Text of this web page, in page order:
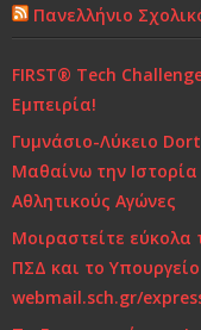
Χρόνια Πολλά...
Ελένη Γλύκατζη
αντίδοτο στην κρίση
Τι και πώς να
Πανελλήνιο
FIRST® Tech
Εμπειρία!
Γυμνάσιο-Λύκειο
Μαθαίνω την
Αθλητικούς Αγώνες
Μοιραστείτε εύκολα
ΠΣΔ και το
webmail.sch.gr/